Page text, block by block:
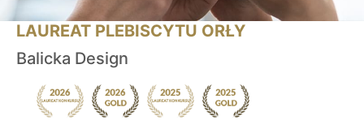
LAUREAT PLEBISCYTU ORŁY
Balicka Design